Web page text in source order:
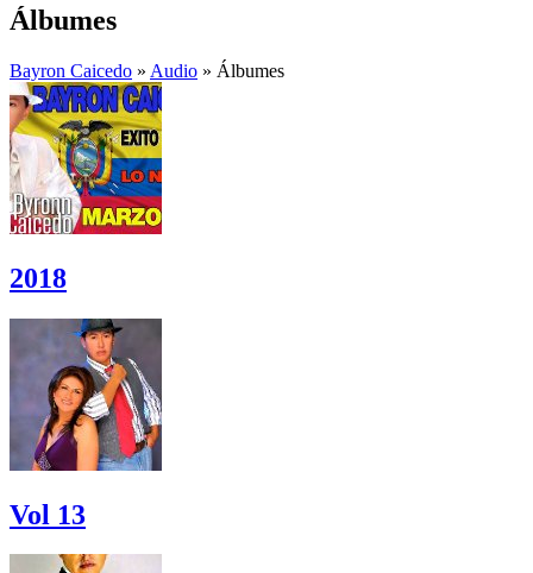
Álbumes
Bayron Caicedo » Audio » Álbumes
2018
Vol 13